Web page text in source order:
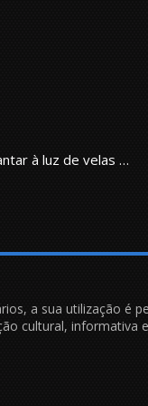
Jantar à luz de velas do assassino Lewellyn
a sua utilização é
cultural, informativa